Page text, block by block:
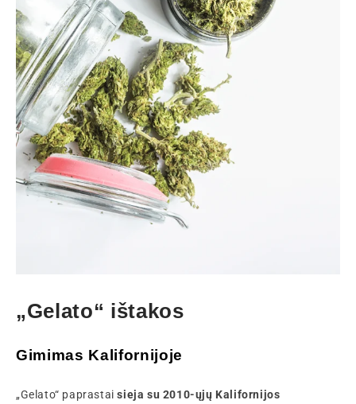
„Gelato“ ištakos
Gimimas Kalifornijoje
„Gelato“ paprastaisieja su 2010-ųjų Kalifornijos